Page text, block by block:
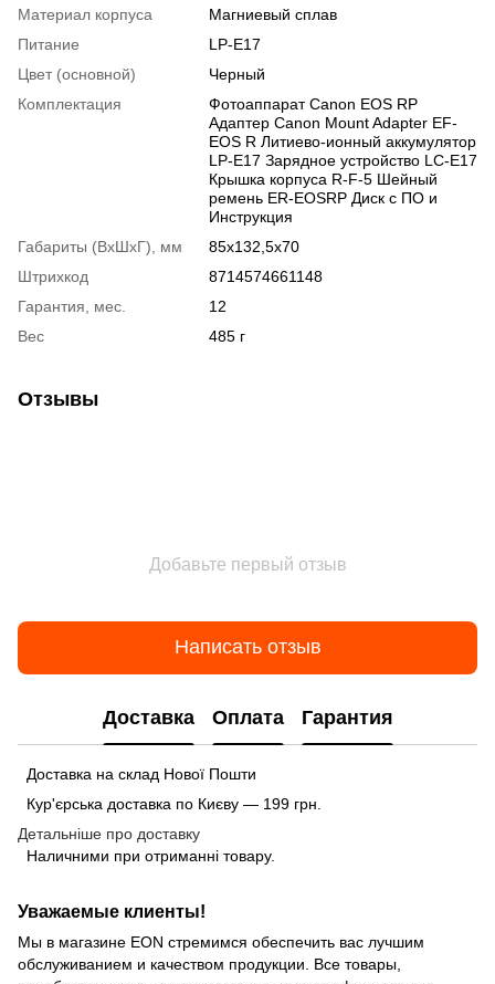
Материал корпуса
Магниевый сплав
Питание
LP-E17
Цвет (основной)
Черный
Комплектация
Фотоаппарат Canon EOS RP
Адаптер Canon Mount Adapter EF-
EOS R Литиево-ионный аккумулятор
LP-E17 Зарядное устройство LC-E17
Крышка корпуса R-F-5 Шейный
ремень ER-EOSRP Диск с ПО и
Инструкция
Габариты (ВхШхГ), мм
85х132,5х70
Штрихкод
8714574661148
Гарантия, мес.
12
Вес
485 г
Отзывы
Добавьте первый отзыв
Написать отзыв
Доставка Оплата Гарантия
Доставка на склад Нової Пошти
Кур'єрська доставка по Києву — 199 грн.
Детальніше про доставку
Наличними при отриманні товару.
Уважаемые клиенты!
Мы в магазине EON стремимся обеспечить вас лучшим
обслуживанием и качеством продукции. Все товары,